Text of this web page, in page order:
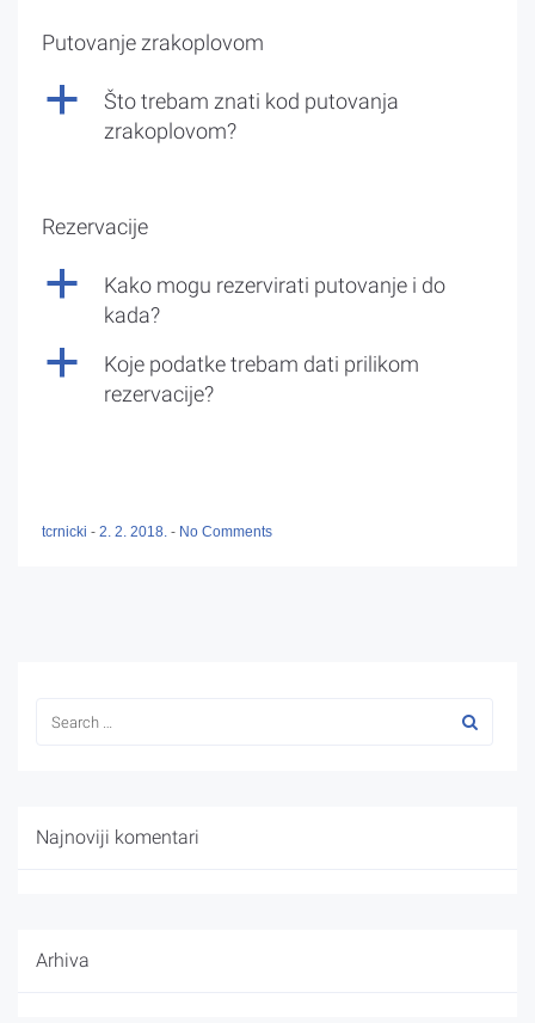
Putovanje zrakoplovom
a
Što trebam znati kod putovanja
zrakoplovom?
Rezervacije
a
Kako mogu rezervirati putovanje i do
kada?
a
Koje podatke trebam dati prilikom
rezervacije?
tcrnicki - 2. 2. 2018. - No Comments
Najnoviji komentari
Arhiva